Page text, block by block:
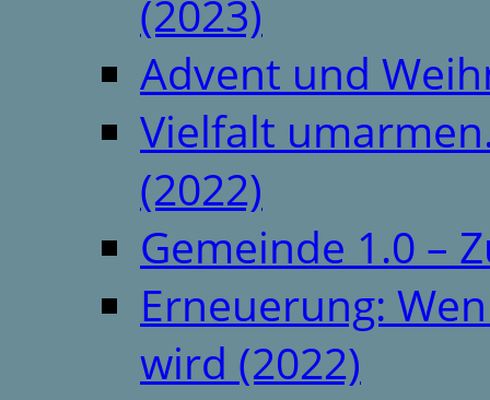
(2023)
Advent und
Vielfalt
(2022)
Gemeinde 1.0 –
Erneuerung:
wird (2022)